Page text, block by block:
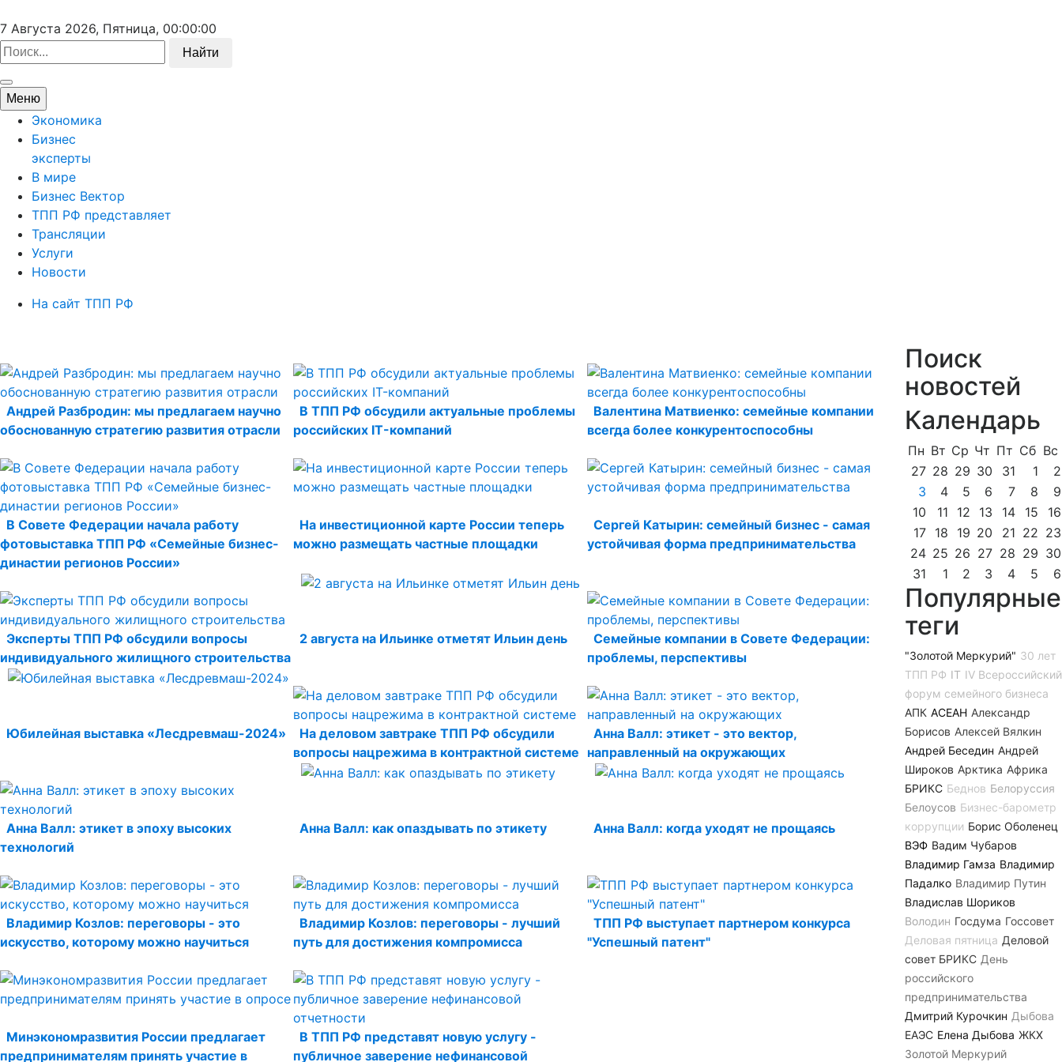
7 Августа 2026, Пятница, 00:00:00
Найти
Меню
Экономика
Бизнес
эксперты
В мире
Бизнес Вектор
ТПП РФ представляет
Трансляции
Услуги
Новости
На сайт ТПП РФ
Андрей Разбродин: мы предлагаем научно
обоснованную стратегию развития отрасли
В ТПП РФ обсудили актуальные проблемы
российских IT-компаний
Валентина Матвиенко: семейные компании
всегда более конкурентоспособны
В Совете Федерации начала работу
фотовыставка ТПП РФ «Семейные бизнес-
династии регионов России»
На инвестиционной карте России теперь
можно размещать частные площадки
Сергей Катырин: семейный бизнес - самая
устойчивая форма предпринимательства
Эксперты ТПП РФ обсудили вопросы
индивидуального жилищного строительства
2 августа на Ильинке отметят Ильин день
Семейные компании в Совете Федерации:
проблемы, перспективы
Юбилейная выставка «Лесдревмаш-2024»
На деловом завтраке ТПП РФ обсудили
вопросы нацрежима в контрактной системе
Анна Валл: этикет - это вектор,
направленный на окружающих
Анна Валл: этикет в эпоху высоких
технологий
Анна Валл: как опаздывать по этикету Анна Валл: когда уходят не прощаясь
Владимир Козлов: переговоры - это
искусство, которому можно научиться
Владимир Козлов: переговоры - лучший
путь для достижения компромисса
ТПП РФ выступает партнером конкурса
"Успешный патент"
Минэкономразвития России предлагает
предпринимателям принять участие в
В ТПП РФ представят новую услугу -
публичное заверение нефинансовой
Поиск
новостей
Календарь
Пн Вт Ср Чт Пт Сб Вс
27 28 29 30 31 1
2
3
4 5 6 7 8
9
10
11 12 13 14 15
16
17 18 19 20 21 22 23
24 25 26 27 28 29 30
31
1 2 3 4 5 6
Популярные
теги
"Золотой Меркурий" 30 лет
ТПП РФ IT IV Всероссийский
форум семейного бизнеса
АПК АСЕАН Александр
Борисов Алексей Вялкин
Андрей Беседин Андрей
Широков Арктика Африка
БРИКС Беднов Белоруссия
Белоусов Бизнес-барометр
коррупции Борис Оболенец
ВЭФ Вадим Чубаров
Владимир Гамза Владимир
Падалко Владимир Путин
Владислав Шориков
Володин Госдума Госсовет
Деловая пятница Деловой
совет БРИКС День
российского
предпринимательства
Дмитрий Курочкин Дыбова
ЕАЭС Елена Дыбова ЖКХ
Золотой Меркурий